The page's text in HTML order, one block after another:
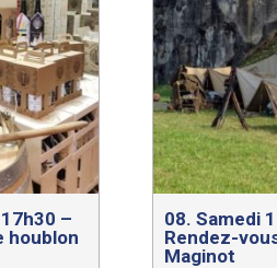
–
houblon
08. Samedi
Rendez-
Maginot